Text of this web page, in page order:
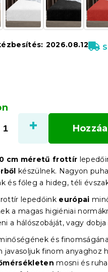
2026.08.12
cm méretű frottír
készülnek. Nagyon
és főleg a hideg, téli
lepedőink európai
a magas higiéniai
a hálószobáját, vagy
és
javasoljuk finom anyaghoz
mosni és